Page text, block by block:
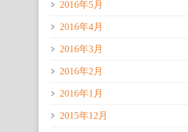
2016年5月
2016年4月
2016年3月
2016年2月
2016年1月
2015年12月